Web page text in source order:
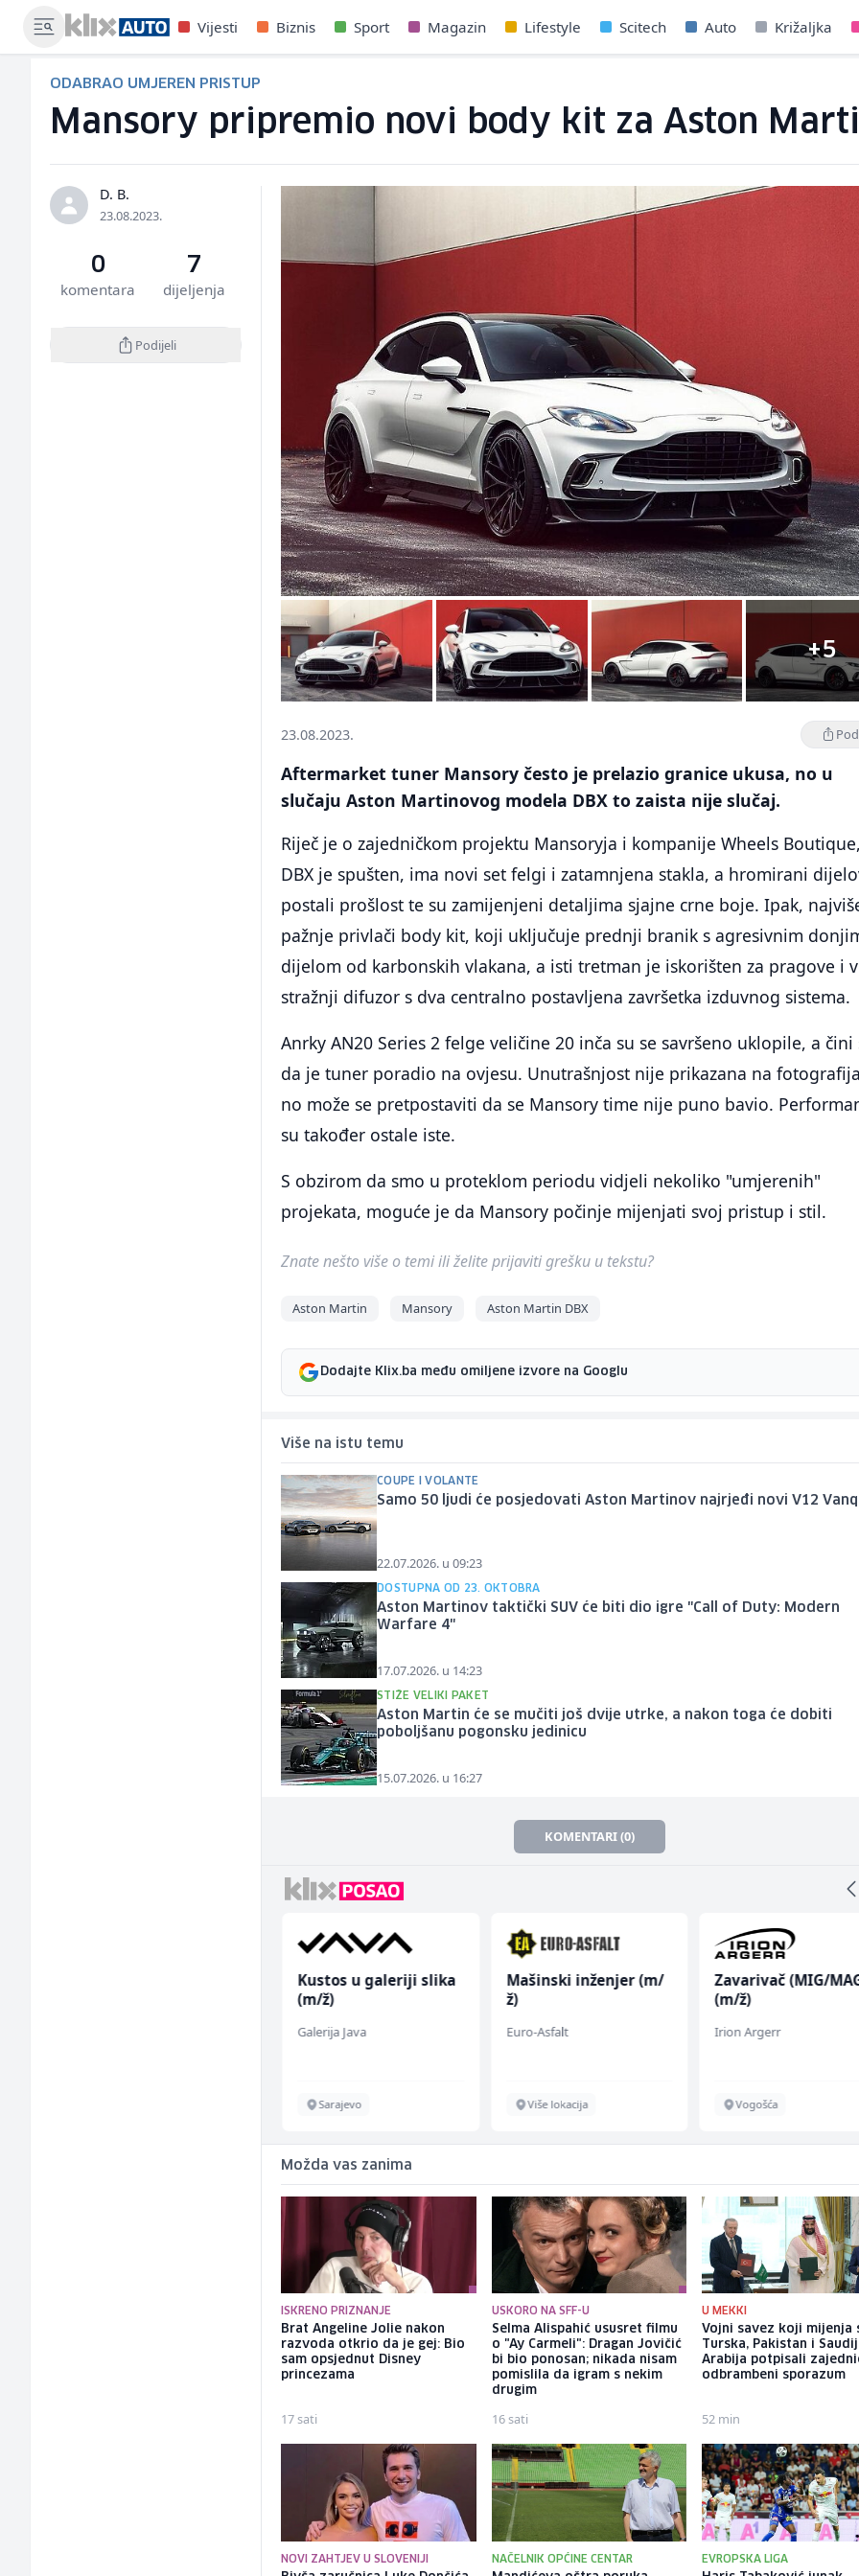
Vijesti Biznis Sport Magazin Lifestyle Scitech Auto Križaljka
ODABRAO UMJEREN PRISTUP
Mansory pripremio novi body kit za Aston
D. B.
23.08.2023.
0
komentara
7
dijeljenja
Podijeli
+5
23.08.2023.
Aftermarket tuner Mansory često je prelazio granice ukusa, no u
slučaju Aston Martinovog modela DBX to zaista nije slučaj.
Riječ je o zajedničkom projektu Mansoryja i kompanije Wheels
DBX je spušten, ima novi set felgi i zatamnjena stakla, a hromirani
postali prošlost te su zamijenjeni detaljima sjajne crne boje. Ipak,
pažnje privlači body kit, koji uključuje prednji branik s agresivnim
dijelom od karbonskih vlakana, a isti tretman je iskorišten za pragove i
stražnji difuzor s dva centralno postavljena završetka izduvnog sistema.
Anrky AN20 Series 2 felge veličine 20 inča su se savršeno uklopile, a čini
da je tuner poradio na ovjesu. Unutrašnjost nije prikazana na
no može se pretpostaviti da se Mansory time nije puno bavio.
su također ostale iste.
S obzirom da smo u proteklom periodu vidjeli nekoliko "umjerenih"
projekata, moguće je da Mansory počinje mijenjati svoj pristup i stil.
Znate nešto više o temi ili želite prijaviti grešku u tekstu?
Aston Martin Mansory Aston Martin DBX
Dodajte Klix.ba među omiljene izvore na Googlu
Više na istu temu
COUPE I VOLANTE
Samo 50 ljudi će posjedovati Aston Martinov najrjeđi novi V12
22.07.2026. u 09:23
DOSTUPNA OD 23. OKTOBRA
Aston Martinov taktički SUV će biti dio igre "Call of Duty: Modern
Warfare 4"
17.07.2026. u 14:23
STIŽE VELIKI PAKET
Aston Martin će se mučiti još dvije utrke, a nakon toga će dobiti
poboljšanu pogonsku jedinicu
15.07.2026. u 16:27
KOMENTARI (0)
Kustos u galeriji slika
(m/ž)
Galerija Java
Sarajevo
Mašinski inženjer (m/
ž)
Euro-Asfalt
Više lokacija
Zavarivač (MIG/
(m/ž)
Irion Argerr
Vogošća
Možda vas zanima
ISKRENO PRIZNANJE
Brat Angeline Jolie nakon
razvoda otkrio da je gej: Bio
sam opsjednut Disney
princezama
17 sati
USKORO NA SFF-U
Selma Alispahić ususret filmu
o "Ay Carmeli": Dragan Jovičić
bi bio ponosan; nikada nisam
pomislila da igram s nekim
drugim
16 sati
U MEKKI
Vojni savez koji mijenja
Turska, Pakistan i
Arabija potpisali
odbrambeni sporazum
52 min
NOVI ZAHTJEV U SLOVENIJI NAČELNIK OPĆINE CENTAR EVROPSKA LIGA